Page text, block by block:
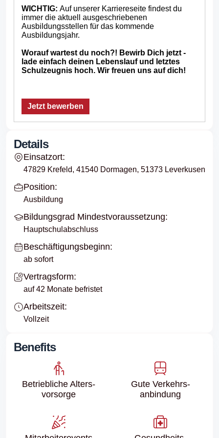
WICHTIG: Auf unserer Karriereseite findest du
immer die aktuell ausgeschriebenen
Ausbildungsstellen für das kommende
Ausbildungsjahr.
Worauf wartest du noch?! Bewirb Dich jetzt -
lade einfach deinen Lebenslauf und letztes
Schulzeugnis hoch. Wir freuen uns auf dich!
Jetzt bewerben
Details
Einsatzort:
47829 Krefeld, 41540 Dormagen, 51373 Leverkusen
Position:
Ausbildung
Bildungsgrad Mindestvoraussetzung:
Hauptschulabschluss
Beschäftigungsbeginn:
ab sofort
Vertragsform:
auf 42 Monate befristet
Arbeitszeit:
Vollzeit
Benefits
Betriebliche Alters­
vorsorge
Gute Verkehrs­
anbindung